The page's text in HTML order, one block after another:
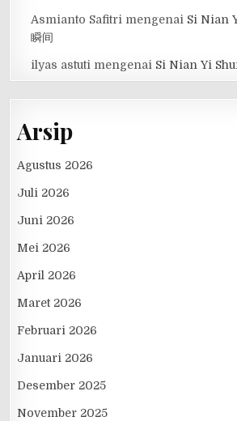
Asmianto Safitri mengenai Si Nian
瞬间
ilyas astuti mengenai Si Nian Yi
Arsip
Agustus 2026
Juli 2026
Juni 2026
Mei 2026
April 2026
Maret 2026
Februari 2026
Januari 2026
Desember 2025
November 2025